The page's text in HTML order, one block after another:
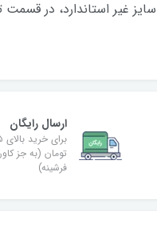
غیر استاندارد، در قسمت
ارسال رایگان
تومان (به جز
فرشینه)